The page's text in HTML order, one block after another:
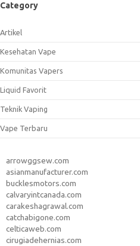
Category
Artikel
Kesehatan Vape
Komunitas Vapers
Liquid Favorit
Teknik Vaping
Vape Terbaru
arrowggsew.com
asianmanufacturer.com
bucklesmotors.com
calvaryintcanada.com
carakeshagrawal.com
catchabigone.com
celticaweb.com
cirugiadehernias.com